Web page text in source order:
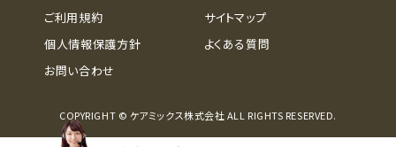
ご利用規約
個人情報保護方針
お問い合わせ
サイトマップ
よくある質問
COPYRIGHT © ケアミックス株式会社 ALL RIGHTS RESERVED.